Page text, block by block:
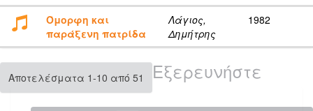
Όμορφη και
παράξενη πατρίδα
Λάγιος,
Δημήτρης
1982
Αποτελέσματα 1-10 από 51 Εξερευνήστε